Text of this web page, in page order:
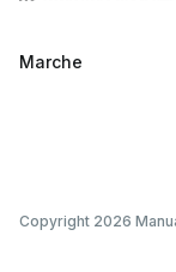
Marche
Copyright 2026